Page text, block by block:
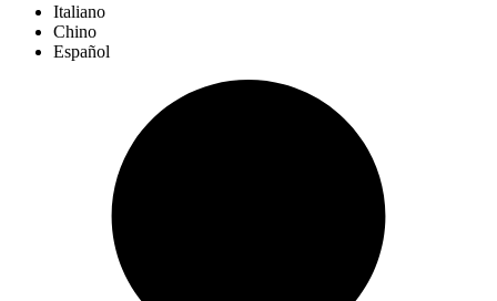
Italiano
Chino
Español